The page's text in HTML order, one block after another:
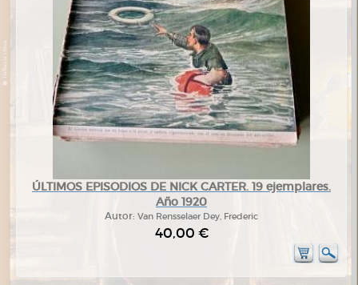
ÚLTIMOS EPISODIOS DE NICK CARTER. 19 ejemplares.
Año 1920
Autor: Van Rensselaer Dey, Frederic
40,00 €